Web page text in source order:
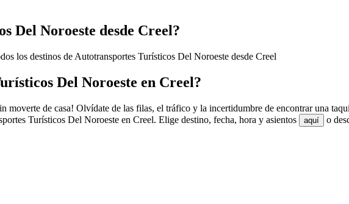
Del Noroeste desde Creel?
los destinos de Autotransportes Turísticos Del Noroeste desde Creel
Del Noroeste en Creel?
moverte de casa! Olvídate de las filas, el tráfico y la incertidumbre de encontrar una
Turísticos Del Noroeste en Creel. Elige destino, fecha, hora y asientos
aquí
o